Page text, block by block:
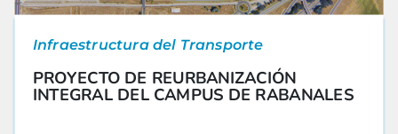
Infraestructura del Transporte
PROYECTO DE REURBANIZACIÓN
INTEGRAL DEL CAMPUS DE RABANALES